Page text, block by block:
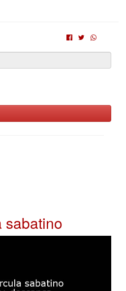
sabatino